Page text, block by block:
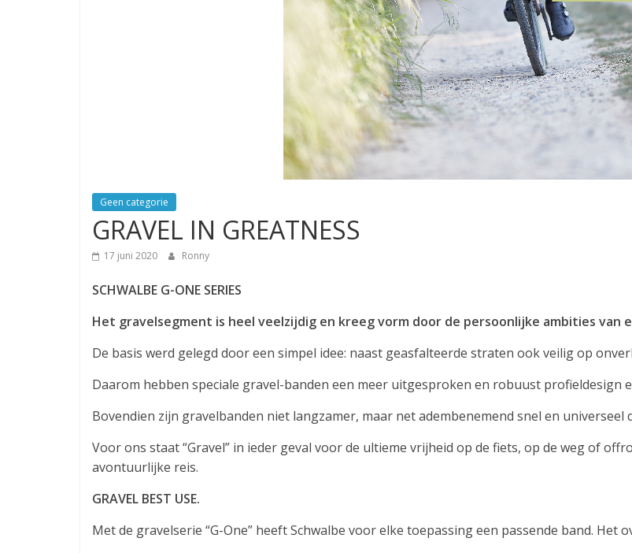
Geen categorie
GRAVEL IN GREATNESS
17 juni 2020 Ronny
SCHWALBE G-ONE SERIES
Het gravelsegment is heel veelzijdig en kreeg vorm door de persoonlijke ambities van
De basis werd gelegd door een simpel idee: naast geasfalteerde straten ook veilig op
Daarom hebben speciale gravel-banden een meer uitgesproken en robuust profieldesign
Bovendien zijn gravelbanden niet langzamer, maar net adembenemend snel en
Voor ons staat “Gravel” in ieder geval voor de ultieme vrijheid op de fiets, op de weg of
avontuurlijke reis.
GRAVEL BEST USE.
Met de gravelserie “G-One” heeft Schwalbe voor elke toepassing een passende band. Het